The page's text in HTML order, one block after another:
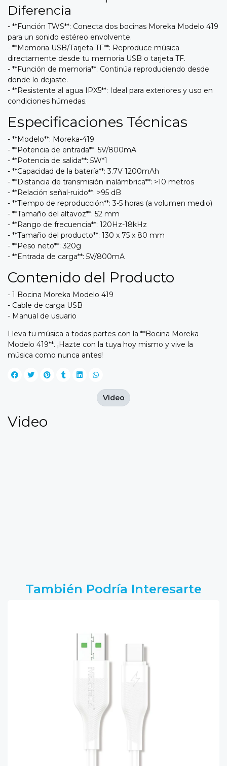
Diferencia
- **Función TWS**: Conecta dos bocinas Moreka Modelo 419
para un sonido estéreo envolvente.
- **Memoria USB/Tarjeta TF**: Reproduce música
directamente desde tu memoria USB o tarjeta TF.
- **Función de memoria**: Continúa reproduciendo desde
donde lo dejaste.
- **Resistente al agua IPX5**: Ideal para exteriores y uso en
condiciones húmedas.
Especificaciones Técnicas
- **Modelo**: Moreka-419
- **Potencia de entrada**: 5V/800mA
- **Potencia de salida**: 5W*1
- **Capacidad de la batería**: 3.7V 1200mAh
- **Distancia de transmisión inalámbrica**: >10 metros
- **Relación señal-ruido**: >95 dB
- **Tiempo de reproducción**: 3-5 horas (a volumen medio)
- **Tamaño del altavoz**: 52 mm
- **Rango de frecuencia**: 120Hz-18kHz
- **Tamaño del producto**: 130 x 75 x 80 mm
- **Peso neto**: 320g
- **Entrada de carga**: 5V/800mA
Contenido del Producto
- 1 Bocina Moreka Modelo 419
- Cable de carga USB
- Manual de usuario
Lleva tu música a todas partes con la **Bocina Moreka
Modelo 419**. ¡Hazte con la tuya hoy mismo y vive la
música como nunca antes!
Video
Video
También Podría Interesarte